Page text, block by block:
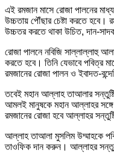
এই রমজান মাসে রোজা পালনের
উচ্চতায় পৌঁছার চেষ্টা করতে হবে।
উচ্চতর করতে থাকা উচিত, দান-
রোজা পালনে নবিজি সাল্লাল্লাহু
করতে হবে। তিনি যেভাবে পবিত্র
রমজানের রোজা পালন ও ইবাদত-
তবেই মহান আল্লাহ তাআলার
আমলই মানুষকে মহান আল্লাহর
রমজানের রোজা হবে আল্লাহর
আল্লাহ তাআলা মুসলিম উম্মাহকে
তাওফিক দান করুন। আল্লাহর